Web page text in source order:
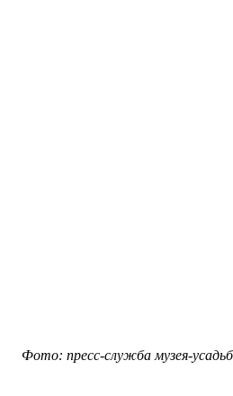
Фото: пресс-служба музея-